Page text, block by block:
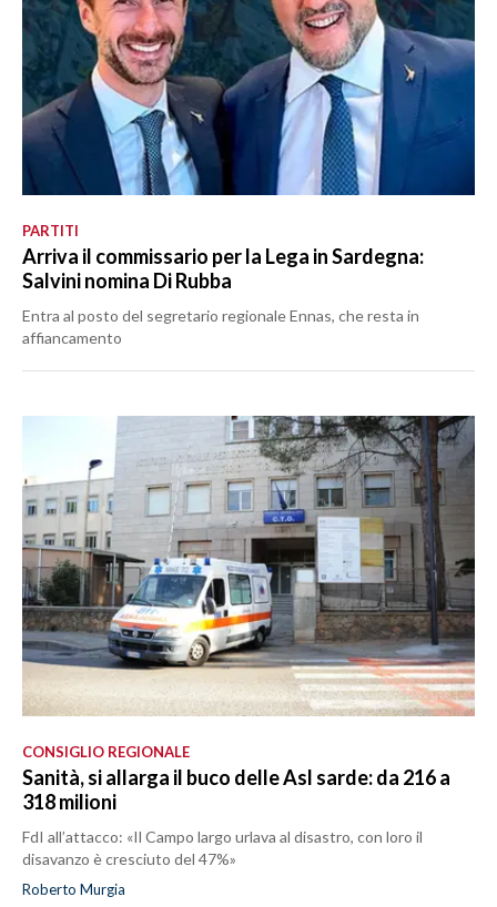
PARTITI
Arriva il commissario per la Lega in Sardegna:
Salvini nomina Di Rubba
Entra al posto del segretario regionale Ennas, che resta in
affiancamento
CONSIGLIO REGIONALE
Sanità, si allarga il buco delle Asl sarde: da 216 a
318 milioni
FdI all’attacco: «Il Campo largo urlava al disastro, con loro il
disavanzo è cresciuto del 47%»
Roberto Murgia